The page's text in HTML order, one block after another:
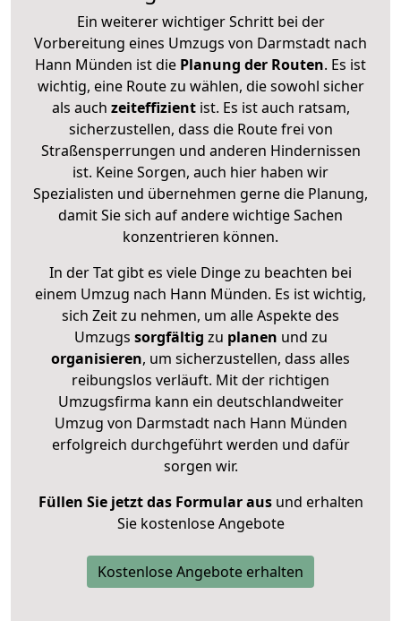
Ein weiterer wichtiger Schritt bei der
Vorbereitung eines Umzugs von Darmstadt nach
Hann Münden ist die Planung der Routen. Es ist
wichtig, eine Route zu wählen, die sowohl sicher
als auch zeiteffizientist. Es ist auch ratsam,
sicherzustellen, dass die Route frei von
Straßensperrungen und anderen Hindernissen
ist. Keine Sorgen, auch hier haben wir
Spezialisten und übernehmen gerne die Planung,
damit Sie sich auf andere wichtige Sachen
konzentrieren können.
In der Tat gibt es viele Dinge zu beachten bei
einem Umzug nach Hann Münden. Es ist wichtig,
sich Zeit zu nehmen, um alle Aspekte des
Umzugs sorgfältig zu planen und zu
organisieren, um sicherzustellen, dass alles
reibungslos verläuft. Mit der richtigen
Umzugsfirma kann ein deutschlandweiter
Umzug von Darmstadt nach Hann Münden
erfolgreich durchgeführt werden und dafür
sorgen wir.
Füllen Sie jetzt das Formular ausund erhalten
Sie kostenlose Angebote
Kostenlose Angebote erhalten